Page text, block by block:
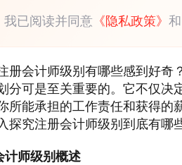
我已阅读并同意 《隐私政策》和
册会计师级别有哪些感到好奇
分可是至关重要的。它不仅决
所能承担的工作责任和获得的
探究注册会计师级别到底有哪
计师级别概述